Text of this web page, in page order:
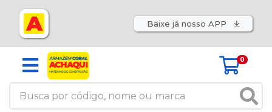
Baixe já nosso APP
0